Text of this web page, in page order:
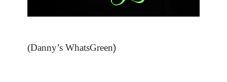
(Danny’s WhatsGreen)